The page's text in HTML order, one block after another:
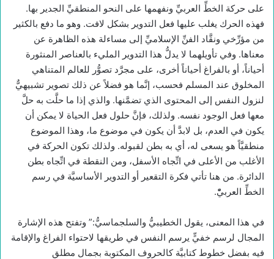
على حركة الخطِّ العربيِّ ونفهمها على النحو المنطقيِّ الجدير بها.
فهذه الحرك يغلب عليها فعل التدوير بشكل لافت. وهو ما دفع بالكثير
من مؤرِّخي ونقَّاد الفنِّ الإسلاميِّ إلى مساءلة هذه الظاهرة عن
معناها. وفي تأويلهما لا يدلُّ هذا التدوير المليء بالعناصر المنثورة
أحياناً، أو بالفراغ أحياناً أخرى، على مجرَّد تصوُّر للعالم المتناهي
المخلوق عند المسلم فحسب، إنَّما هو فضلاً عن ذلك تصوير تشبيهيٌّ
لنزول النفس إلى المحتوى الذي تضمَّنها. والذي إذا ما حلَّت به حلَّ
معها فعل الوجود نفسه. ولذلك، فإنَّ حلول فعل الحياة لا يمكن أن
يكون في العدم، بل لابدَّ أن يكون في موضوع ما، وهذا الموضوع
منطقيَّاً هو يسعى له، أي به بطن لقبوله. ولذلك تكون الحركة في
الأغلب من الأعلى في اتِّجاه الأسفل، ومن النقطة في اتِّجاه بطن
الدائرة. من هنا تأتي فكرة التقعير أو التدوير الأساسيَّة في رسم
الخطِّ العربيّْ.
في هذا المعنى، يقول الخطيبيُّ والسلجماسيُّ:” وتفتح هذه الإشارة
المجال لرسم خفيٍّ يرسم النفس في طريقها لاحتواء الفراغ والإقامة
فيه بفضل خطوط كتابيَّة كالحروف المكتوبة بجمال مطلق